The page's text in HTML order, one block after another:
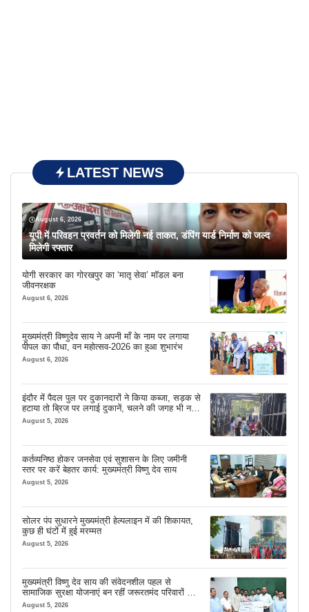
LATEST NEWS
August 6, 2026
यूपी में परिवहन प्रवर्तन को मिलेगी नई ताकत, डंपिंग यार्ड निर्माण को जल्द
मिलेगी रफ्तार
योगी सरकार का गोरखपुर का ‘मातृ सेवा’ मॉडल बना
जीवनरक्षक
August 6, 2026
मुख्यमंत्री विष्णुदेव साय ने अपनी माँ के नाम पर लगाया
पीपल का पौधा, वन महोत्सव-2026 का हुआ शुभारंभ
August 6, 2026
इंदौर में पैदल पुल पर दुकानदारों ने किया कब्जा, सड़क से
हटाया तो ब्रिज पर लगाई दुकानें, चलने की जगह भी नहीं
मिल रही
August 5, 2026
कर्तव्यनिष्ठ होकर जनसेवा एवं सुशासन के लिए जमीनी
स्तर पर करें बेहतर कार्य: मुख्यमंत्री विष्णु देव साय
August 5, 2026
सोलर पंप सुधारने मुख्यमंत्री हेल्पलाइन में की शिकायत,
कुछ ही घंटों में हुई मरम्मत
August 5, 2026
मुख्यमंत्री विष्णु देव साय की संवेदनशील पहल से
सामाजिक सुरक्षा योजनाएं बन रहीं जरूरतमंद परिवारों का
मजबूत सहारा
August 5, 2026